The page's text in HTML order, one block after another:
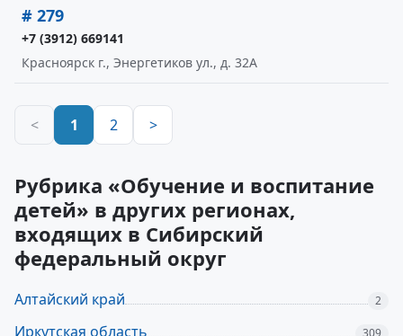
# 279
+7 (3912) 669141
Красноярск г., Энергетиков ул., д. 32А
< 1 2 >
Рубрика «Обучение и воспитание
детей» в других регионах,
входящих в Сибирский
федеральный округ
Алтайский край 2
Иркутская область 309